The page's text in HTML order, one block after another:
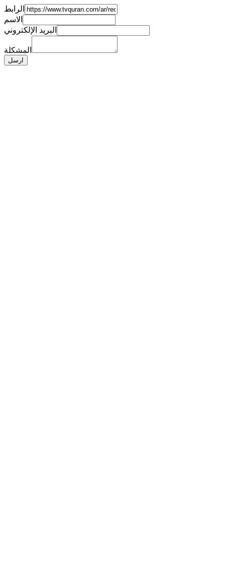
الرابط
الاسم
البريد الإلكتروني
المشكلة
ارسل